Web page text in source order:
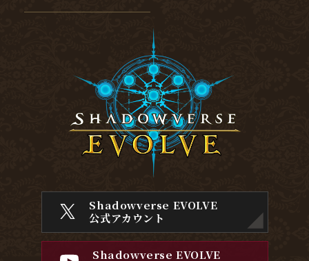
Shadowverse EVOLVE
公式アカウント
Shadowverse EVOLVE